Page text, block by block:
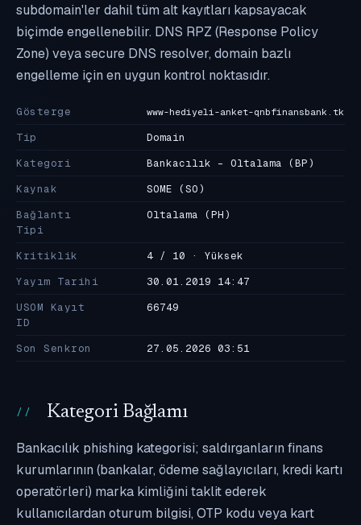
subdomain'ler dahil tüm alt kayıtları kapsayacak
biçimde engellenebilir. DNS RPZ (Response Policy
Zone) veya secure DNS resolver, domain bazlı
engelleme için en uygun kontrol noktasıdır.
Gösterge www-hediyeli-anket-qnbfinansbank.tk
Tip
Domain
Kategori
Bankacılık - Oltalama (BP)
Kaynak
SOME (SO)
Bağlantı
Tipi
Oltalama (PH)
Kritiklik
4 / 10 · Yüksek
Yayım Tarihi
30.01.2019 14:47
USOM Kayıt
ID
66749
Son Senkron 27.05.2026 03:51
Kategori Bağlamı
Bankacılık phishing kategorisi; saldırganların finans
kurumlarının (bankalar, ödeme sağlayıcıları, kredi kartı
operatörleri) marka kimliğini taklit ederek
kullanıcılardan oturum bilgisi, OTP kodu veya kart